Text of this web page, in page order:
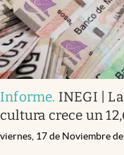
Informe. INEGI |
cultura crece un
viernes, 17 de Noviembre